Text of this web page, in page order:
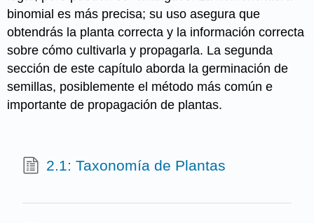
binomial es más precisa; su uso asegura que
obtendrás la planta correcta y la información correcta
sobre cómo cultivarla y propagarla. La segunda
sección de este capítulo aborda la germinación de
semillas, posiblemente el método más común e
importante de propagación de plantas.
2.1: Taxonomía de Plantas